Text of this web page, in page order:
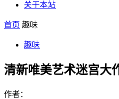
关于本站
首页 趣味
趣味
清新唯美艺术迷宫大
作者：